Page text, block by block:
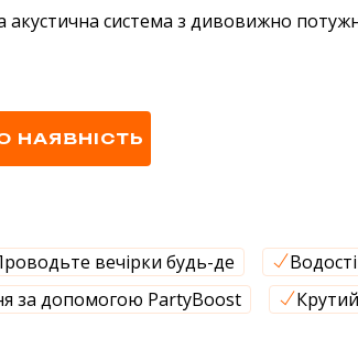
система з дивовижно
НАЯВНІСТЬ
вечірки будь-де
за допомогою PartyBoost